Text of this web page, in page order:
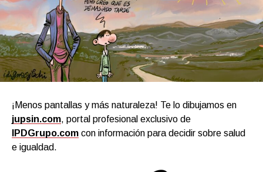
¡Menos pantallas y más naturaleza! Te lo dibujamos en
jupsin.com, portal profesional exclusivo de
IPDGrupo.com con información para decidir sobre salud
e igualdad.